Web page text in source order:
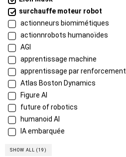
surchauffe moteur robot
actionneurs biomimétiques
actionnrobots humanoïdes
AGI
apprentissage machine
apprentissage par renforcement
Atlas Boston Dynamics
Figure AI
future of robotics
humanoid AI
IA embarquée
SHOW ALL (19)